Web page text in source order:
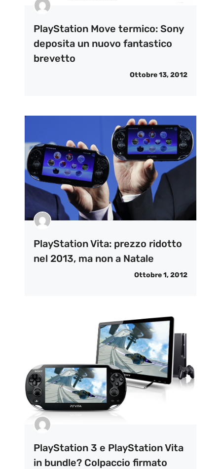
PlayStation Move termico: Sony
deposita un nuovo fantastico
brevetto
Ottobre 13, 2012
PlayStation Vita: prezzo ridotto
nel 2013, ma non a Natale
Ottobre 1, 2012
PlayStation 3 e PlayStation Vita
in bundle? Colpaccio firmato